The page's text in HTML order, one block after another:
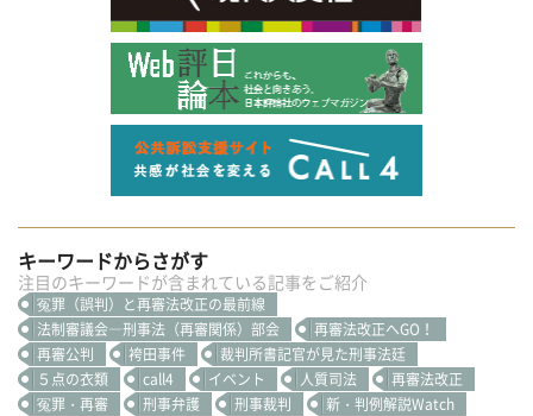
キーワードからさがす
注目のキーワードが含まれている記事をご紹介
冤罪（誤判）と再審法改正の最前線
法制審議会―刑事法（再審関係）部会
再審法改正へGO！
再審公判
袴田事件
裁判所書記官が見た刑事法廷
５点の衣類
call4 イベント 人質司法
再審法改正
冤罪・再審
刑事弁護 刑事裁判
新・判例解説Watch